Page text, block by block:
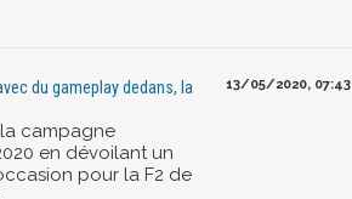
du gameplay dedans, la
campagne
en dévoilant un
pour la F2 de
13/05/2020, 07:43